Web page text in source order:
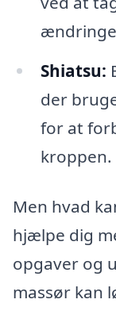
Shiatsu:
der
for at
kroppen.
Men hvad
hjælpe dig
opgaver og
massør kan